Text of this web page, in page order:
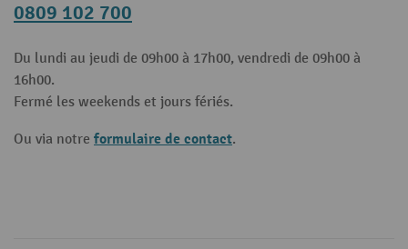
0809 102 700
Du lundi au jeudi de 09h00 à 17h00, vendredi de 09h00 à
16h00.
Fermé les weekends et jours fériés.
Ou via notre formulaire de contact.